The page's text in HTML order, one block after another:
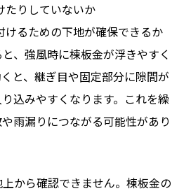
たりしていないか
けるための下地が確保できるか
、強風時に棟板金が浮きやすく
と、継ぎ目や固定部分に隙間が
込みやすくなります。これを繰
雨漏りにつながる可能性があり
から確認できません。棟板金の